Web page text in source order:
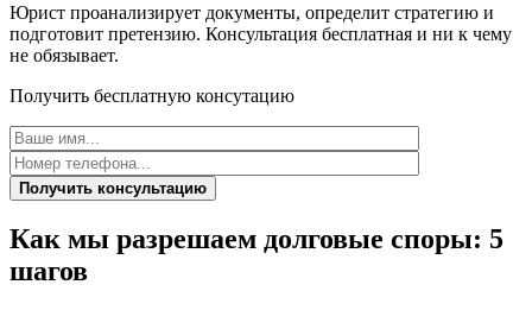
Юрист проанализирует документы, определит стратегию и
подготовит претензию. Консультация бесплатная и ни к чему
не обязывает.
Получить бесплатную консутацию
Получить консультацию
Как мы разрешаем долговые споры: 5
шагов